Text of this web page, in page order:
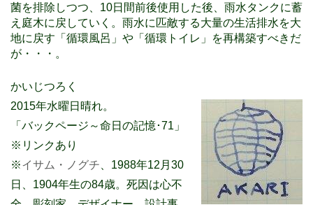
菌を排除しつつ、10日間前後使用した後、雨水タンクに蓄
え庭木に戻していく。雨水に匹敵する大量の生活排水を大
地に戻す「循環風呂」や「循環トイレ」を再構築すべきだ
が・・・。
かいじつろく
2015年水曜日晴れ。
「バックページ～命日の記憶･71」
※リンクあり
※イサム・ノグチ 、1988年12月30
日、1904年生の84歳。死因は心不